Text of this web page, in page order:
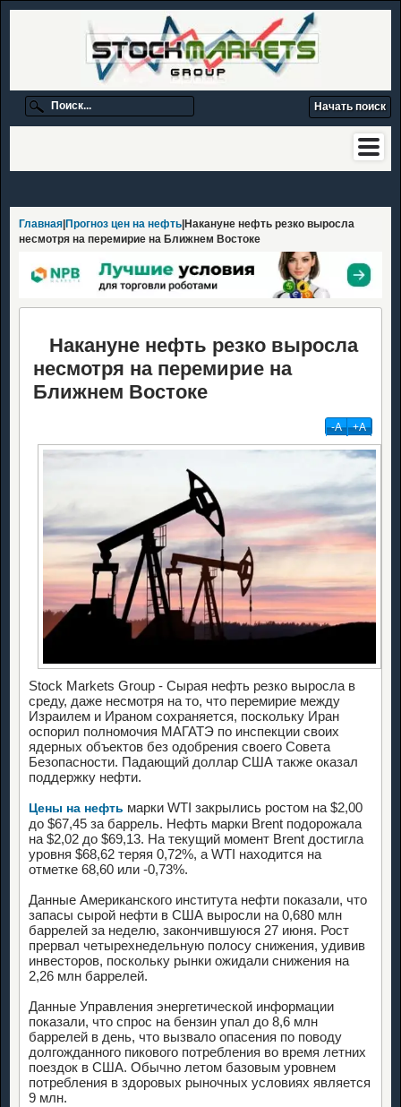
Главная Прогноз цен на нефть |Накануне нефть резко выросла
несмотря на перемирие на Ближнем Востоке
Накануне нефть резко выросла
несмотря на перемирие на
Ближнем Востоке
-А +А
Stock Markets Group - Сырая нефть резко выросла в
среду, даже несмотря на то, что перемирие между
Израилем и Ираном сохраняется, поскольку Иран
оспорил полномочия МАГАТЭ по инспекции своих
ядерных объектов без одобрения своего Совета
Безопасности. Падающий доллар США также оказал
поддержку нефти.
Цены на нефть марки WTI закрылись ростом на $2,00
до $67,45 за баррель. Нефть марки Brent подорожала
на $2,02 до $69,13. На текущий момент Brent достигла
уровня $68,62 теряя 0,72%, а WTI находится на
отметке 68,60 или -0,73%.
Данные Американского института нефти показали, что
запасы сырой нефти в США выросли на 0,680 млн
баррелей за неделю, закончившуюся 27 июня. Рост
прервал четырехнедельную полосу снижения, удивив
инвесторов, поскольку рынки ожидали снижения на
2,26 млн баррелей.
Данные Управления энергетической информации
показали, что спрос на бензин упал до 8,6 млн
баррелей в день, что вызвало опасения по поводу
долгожданного пикового потребления во время летних
поездок в США. Обычно летом базовым уровнем
потребления в здоровых рыночных условиях является
9 млн.